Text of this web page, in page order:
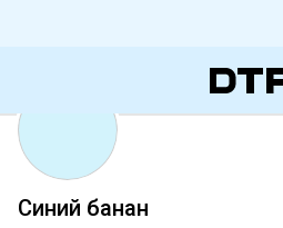
Синий банан